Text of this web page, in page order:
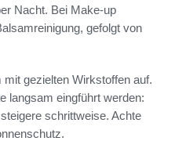
Nacht. Bei Make-up
gefolgt von
gezielten Wirkstoffen auf.
langsam eingführt werden:
schrittweise. Achte